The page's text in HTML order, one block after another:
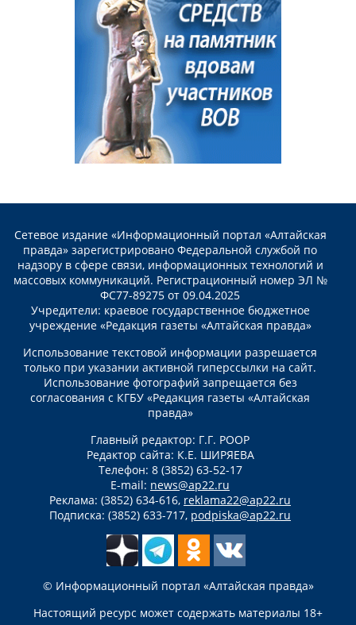
Сетевое издание «Информационный портал «Алтайская
правда» зарегистрировано Федеральной службой по
надзору в сфере связи, информационных технологий и
массовых коммуникаций. Регистрационный номер ЭЛ №
ФС77-89275 от 09.04.2025
Учредители: краевое государственное бюджетное
учреждение «Редакция газеты «Алтайская правда»
Использование текстовой информации разрешается
только при указании активной гиперссылки на сайт.
Использование фотографий запрещается без
согласования с КГБУ «Редакция газеты «Алтайская
правда»
Главный редактор: Г.Г. РООР
Редактор сайта: К.Е. ШИРЯЕВА
Телефон: 8 (3852) 63-52-17
E-mail: news@ap22.ru
Реклама: (3852) 634-616, reklama22@ap22.ru
Подписка: (3852) 633-717, podpiska@ap22.ru
© Информационный портал «Алтайская правда»
Настоящий ресурс может содержать материалы 18+